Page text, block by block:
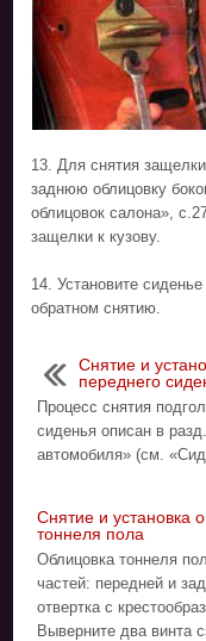
13. Для снятия
заднюю облицовку
облицовок салона»,
защелки к кузову.
14. Установите
обратном снятию.
Снятие и
переднего
Процесс снятия
сиденья описан в
автомобиля» (см.
Снятие и установка
тоннеля пола
Облицовка тоннеля
частей: передней и
отвертка с
Выверните два винта